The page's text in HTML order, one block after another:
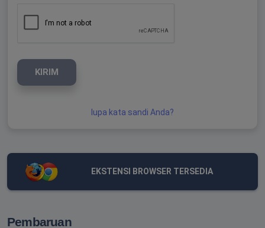
KIRIM
lupa kata sandi Anda?
EKSTENSI BROWSER TERSEDIA
Pembaruan